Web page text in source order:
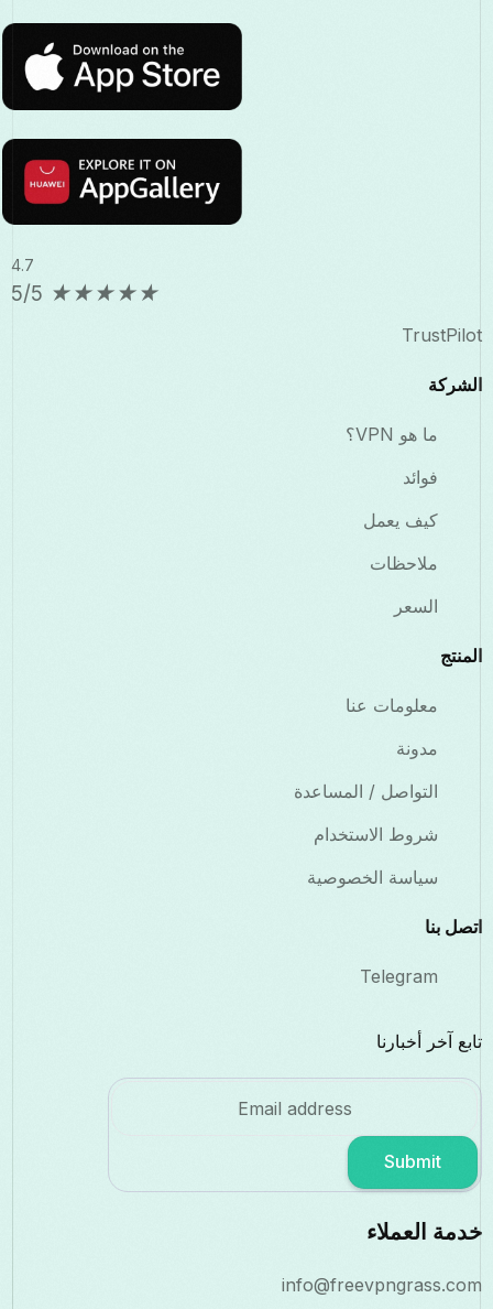
4.7
★
★
★
★
★
5/5
TrustPilot
الشركة
ما هو VPN؟
فوائد
كيف يعمل
ملاحظات
السعر
المنتج
معلومات عنا
مدونة
التواصل / المساعدة
شروط الاستخدام
سياسة الخصوصية
اتصل بنا
Telegram
تابع آخر أخبارنا
Submit
خدمة العملاء
info@freevpngrass.com